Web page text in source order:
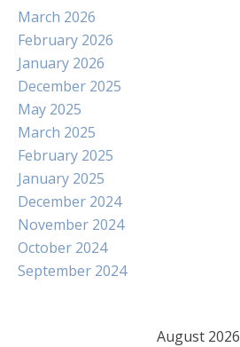
March 2026
February 2026
January 2026
December 2025
May 2025
March 2025
February 2025
January 2025
December 2024
November 2024
October 2024
September 2024
August 2026